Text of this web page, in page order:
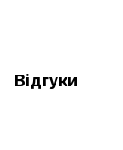
Відгуки